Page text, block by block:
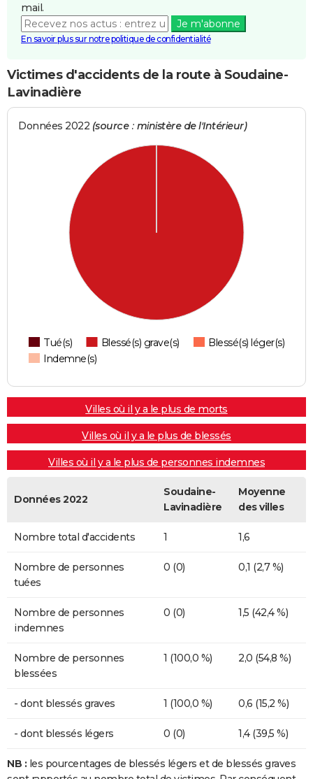
mail.
Je m'abonne
En savoir plus sur notre politique de confidentialité
Victimes d'accidents de la route à Soudaine-
Lavinadière
Données 2022 (source : ministère de l'Intérieur)
Tué(s) Blessé(s) grave(s)
Blessé(s) léger(s)
Indemne(s)
Villes où il y a le plus de morts
Villes où il y a le plus de blessés
Villes où il y a le plus de personnes indemnes
Données 2022
Soudaine-
Lavinadière
Moyenne
des villes
Nombre total d'accidents 1 1,6
Nombre de personnes
tuées
0 (0) 0,1 (2,7 %)
Nombre de personnes
indemnes
0 (0) 1,5 (42,4 %)
Nombre de personnes
blessées
1 (100,0 %) 2,0 (54,8 %)
- dont blessés graves 1 (100,0 %) 0,6 (15,2 %)
- dont blessés légers 0 (0) 1,4 (39,5 %)
NB : les pourcentages de blessés légers et de blessés graves